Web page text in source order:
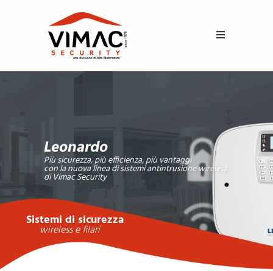
wireless e filari
Sistemi di sicurezza
Leonardo
Più sicurezza, più efficienza, più vantaggi
con la nuova linea di sistemi antintrusione wireless
di Vimac Security